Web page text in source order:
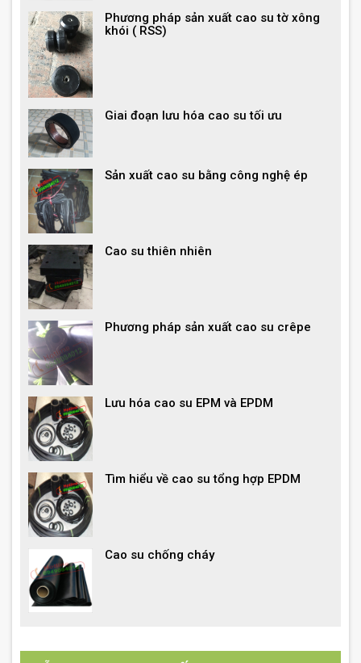
Phương pháp sản xuất cao su tờ xông
khói ( RSS)
Giai đoạn lưu hóa cao su tối ưu
Sản xuất cao su bằng công nghệ ép
Cao su thiên nhiên
Phương pháp sản xuất cao su crêpe
Lưu hóa cao su EPM và EPDM
Tìm hiểu về cao su tổng hợp EPDM
Cao su chống cháy